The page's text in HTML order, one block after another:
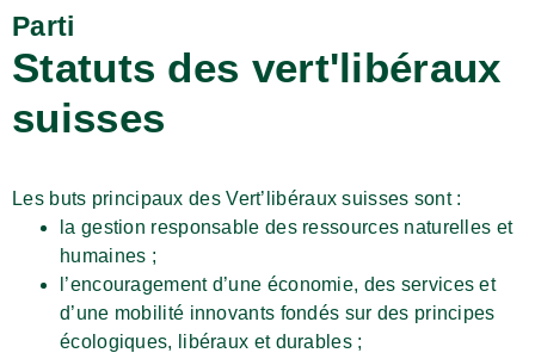
Parti
Statuts des vert'libéraux
suisses
Les buts principaux des Vert’libéraux suisses sont :
la gestion responsable des ressources naturelles et
humaines ;
l’encouragement d’une économie, des services et
d’une mobilité innovants fondés sur des principes
écologiques, libéraux et durables ;